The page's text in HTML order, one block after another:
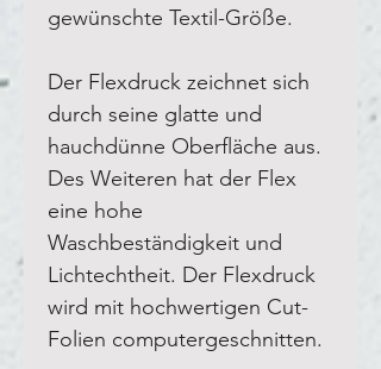
gewünschte Textil-Größe.
Der Flexdruck zeichnet sich
durch seine glatte und
hauchdünne Oberfläche aus.
Des Weiteren hat der Flex
eine hohe
Waschbeständigkeit und
Lichtechtheit. Der Flexdruck
wird mit hochwertigen Cut-
Folien computergeschnitten.